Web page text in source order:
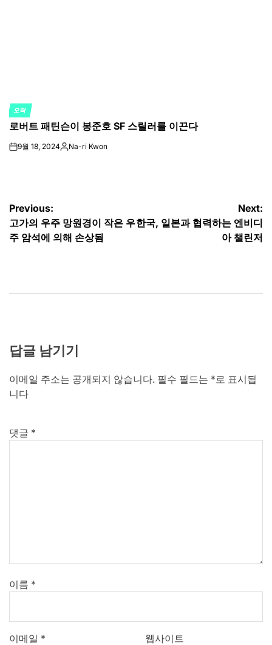
POSTED
IN
오락
로버트 패틴슨이 봉준호 SF 스릴러를 이끈다
on9월 18, 2024Posted
Na-ri Kwon
글
탐
Previous:
고가의 우주 망원경이 작은 우
주 암석에 의해 손상됨
Next:
한국, 일본과 협력하는 엔비디
아 챌린저
답글 남기기
이메일 주소는 공개되지 않습니다. 필수 필드는 * 로 표시됩
니다
댓글 *
이름 *
이메일 * 웹사이트